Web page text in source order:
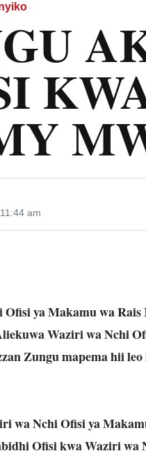
am
Ofisi ya Makamu wa
Waziri wa Nchi
Zungu mapema hii
wa Nchi Ofisi ya
Ofisi kwa Waziri wa